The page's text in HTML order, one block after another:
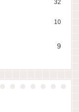
32
10
9